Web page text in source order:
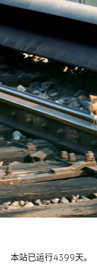
本站已运行4399天。